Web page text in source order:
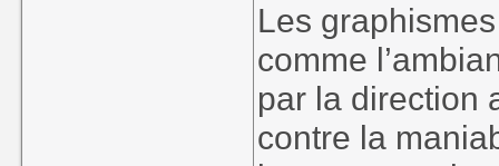
Les
comme
par la direction
contre la